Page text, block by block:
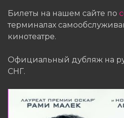
Билеты на нашем сайте по
терминалах
кинотеатре.
Официальный дубляж на
СНГ.